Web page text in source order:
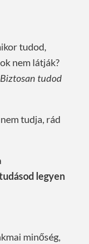
tudod,
nem látják?
tudod
tudja, rád
legyen
minőség,